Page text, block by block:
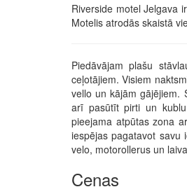
Riverside motel Jelgava
Motelis atrodās skaistā
Piedāvājam plašu
ceļotājiem. Visiem
vello un kājām gājējiem.
arī pasūtīt pirti un
pieejama atpūtas zona
iespējas pagatavot savu
velo, motorollerus un
Cenas